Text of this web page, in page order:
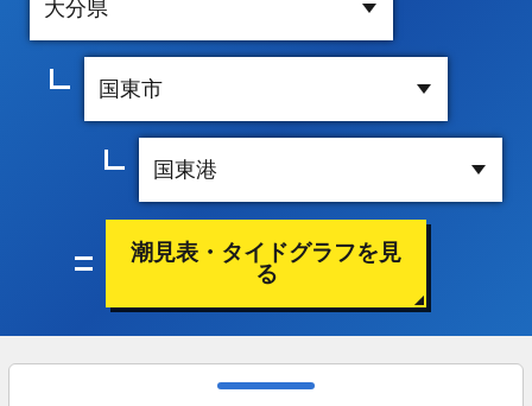
潮見表・タイドグラフを見
る